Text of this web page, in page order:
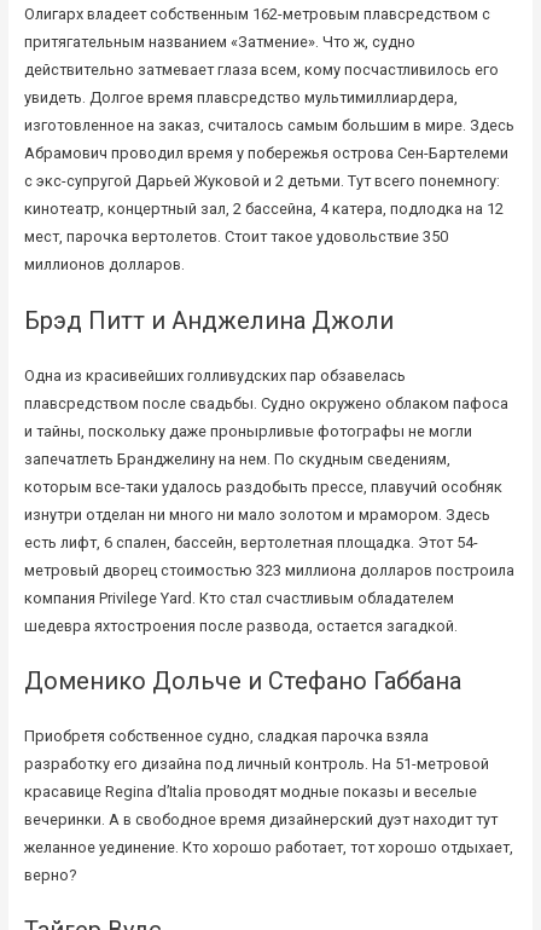
Олигарх владеет собственным 162-метровым плавсредством с
притягательным названием «Затмение». Что ж, судно
действительно затмевает глаза всем, кому посчастливилось его
увидеть. Долгое время плавсредство мультимиллиардера,
изготовленное на заказ, считалось самым большим в мире. Здесь
Абрамович проводил время у побережья острова Сен-Бартелеми
с экс-супругой Дарьей Жуковой и 2 детьми. Тут всего понемногу:
кинотеатр, концертный зал, 2 бассейна, 4 катера, подлодка на 12
мест, парочка вертолетов. Стоит такое удовольствие 350
миллионов долларов.
Брэд Питт и Анджелина Джоли
Одна из красивейших голливудских пар обзавелась
плавсредством после свадьбы. Судно окружено облаком пафоса
и тайны, поскольку даже пронырливые фотографы не могли
запечатлеть Бранджелину на нем. По скудным сведениям,
которым все-таки удалось раздобыть прессе, плавучий особняк
изнутри отделан ни много ни мало золотом и мрамором. Здесь
есть лифт, 6 спален, бассейн, вертолетная площадка. Этот 54-
метровый дворец стоимостью 323 миллиона долларов построила
компания Privilege Yard. Кто стал счастливым обладателем
шедевра яхтостроения после развода, остается загадкой.
Доменико Дольче и Стефано Габбана
Приобретя собственное судно, сладкая парочка взяла
разработку его дизайна под личный контроль. На 51-метровой
красавице Regina d’Italia проводят модные показы и веселые
вечеринки. А в свободное время дизайнерский дуэт находит тут
желанное уединение. Кто хорошо работает, тот хорошо отдыхает,
верно?